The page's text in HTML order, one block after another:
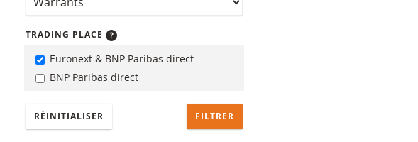
TRADING PLACE
Euronext & BNP Paribas direct
BNP Paribas direct
RÉINITIALISER